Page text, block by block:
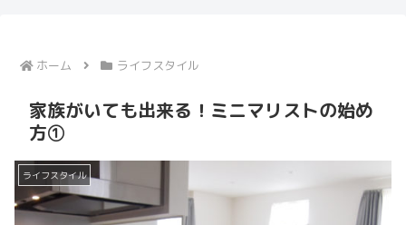
ホーム ライフスタイル
家族がいても出来る！ミニマリストの始め
方①
ライフスタイル